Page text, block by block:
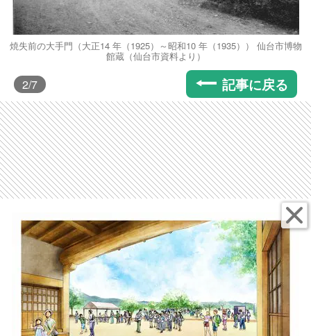
焼失前の大手門（大正14 年（1925）～昭和10 年（1935）） 仙台市博物
館蔵（仙台市資料より）
2/7 記事に戻る